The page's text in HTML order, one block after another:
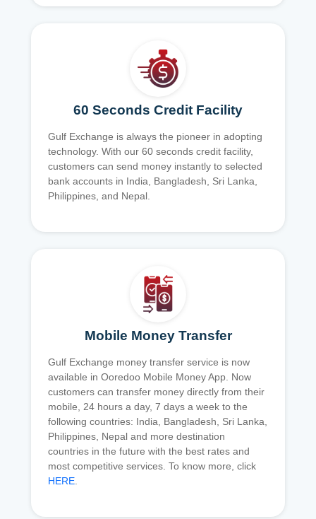
60 Seconds Credit Facility
Gulf Exchange is always the pioneer in adopting
technology. With our 60 seconds credit facility,
customers can send money instantly to selected
bank accounts in India, Bangladesh, Sri Lanka,
Philippines, and Nepal.
Mobile Money Transfer
Gulf Exchange money transfer service is now
available in Ooredoo Mobile Money App. Now
customers can transfer money directly from their
mobile, 24 hours a day, 7 days a week to the
following countries: India, Bangladesh, Sri Lanka,
Philippines, Nepal and more destination
countries in the future with the best rates and
most competitive services. To know more, click
HERE.